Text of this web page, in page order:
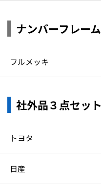
ナンバーフレーム
フルメッキ
社外品３点セット
トヨタ
日産